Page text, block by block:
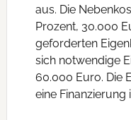
aus. Die
Prozent, 30.000
geforderten
sich notwendige
60.000 Euro. Die
eine Finanzierung